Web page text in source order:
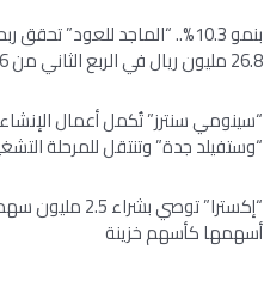
بنمو 10.3%.. “الماجد للعود” تحقق
26.8 مليون ريال في الربع الثاني من 2026
“سينومي سنترز” تُكمل أعمال
“وستفيلد جدة” وتنتقل للمرحلة
“إكسترا” توصي بشراء
أسهمها كأسهم خزينة